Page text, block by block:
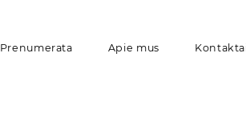
Prenumerata Apie mus